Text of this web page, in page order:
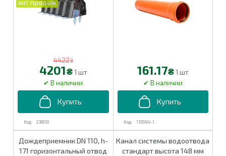
230010
4422₴
4201₴ 1 шт
110SN4-1
161.17₴ 1 шт
Дождеприемник DN 110, h-
171 горизонтальный отвод
Канал системы водоотвода
стандарт высота 148 мм